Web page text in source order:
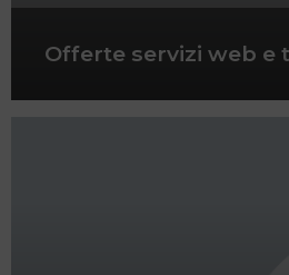
Offerte servizi web e